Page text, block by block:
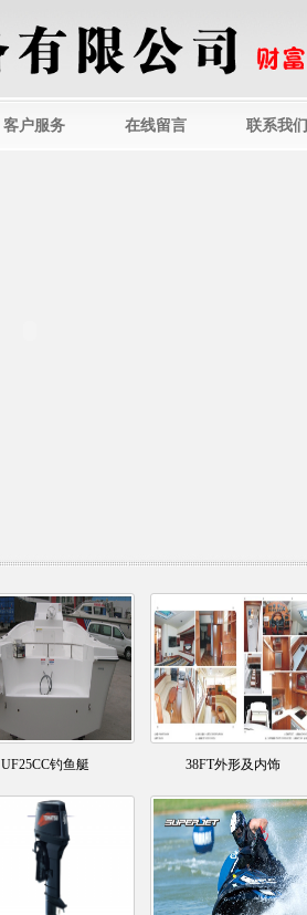
客户服务 在线留言 联系我们
UF25CC钓鱼艇 38FT外形及内饰